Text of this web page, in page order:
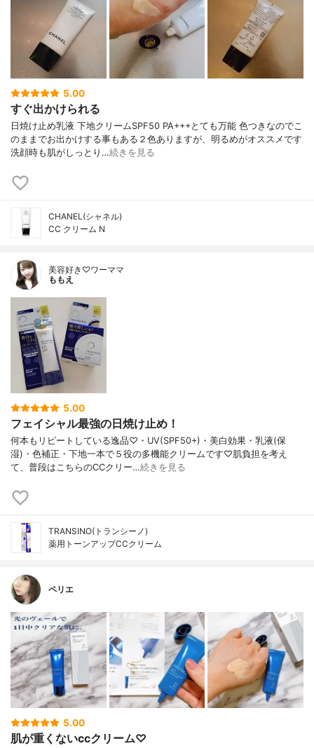
5.00
すぐ出かけられる
日焼け止め乳液 下地クリームSPF50 PA+++とても万能 色つきなのでこ
のままでお出かけする事もある２色ありますが、明るめがオススメです
洗顔時も肌がしっとり…続きを見る
CHANEL(シャネル)
CC クリーム N
美容好き♡ワーママ
ももえ
5.00
フェイシャル最強の日焼け止め！
何本もリピートしている逸品♡・UV(SPF50+)・美白効果・乳液(保
湿)・色補正・下地一本で５役の多機能クリームです♡肌負担を考え
て、普段はこちらのCCクリー…続きを見る
TRANSINO(トランシーノ)
薬用トーンアップCCクリーム
ペリエ
5.00
肌が重くないccクリーム♡